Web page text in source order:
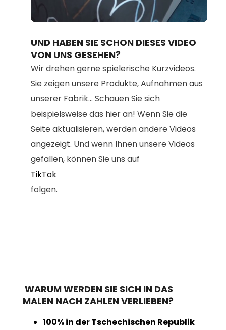
Unmute Loaded
80.67%
UND HABEN SIE SCHON DIESES VIDEO
VON UNS GESEHEN?
Wir drehen gerne spielerische Kurzvideos.
Sie zeigen unsere Produkte, Aufnahmen aus
unserer Fabrik... Schauen Sie sich
beispielsweise das hier an! Wenn Sie die
Seite aktualisieren, werden andere Videos
angezeigt. Und wenn Ihnen unsere Videos
gefallen, können Sie uns auf
TikTok
folgen.
WARUM WERDEN SIE SICH IN DAS
MALEN NACH ZAHLEN VERLIEBEN?
100% in der Tschechischen Republik